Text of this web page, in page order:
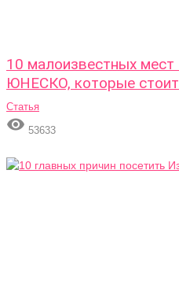
10 малоизвестных
ЮНЕСКО, которые стоит
Статья
 53633